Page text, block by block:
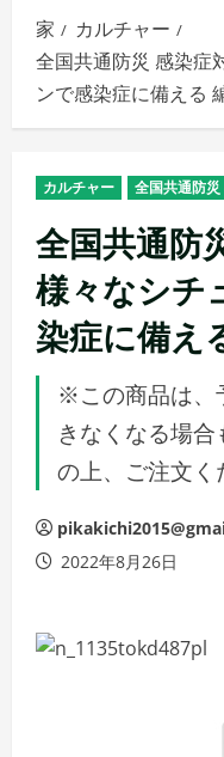
イ
マ
リ
メ
ニ
ー
家
カルチャー
全国共通防災 感染症
ンで感染症に備える
カルチャー 全国共通防
全国共通防
様々なシチ
染症に備え
※この商品は、
きなくなる場
の上、ご注文く
2022年8月26日